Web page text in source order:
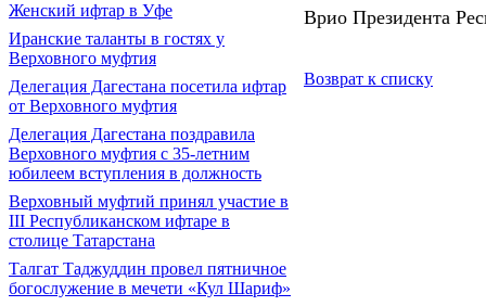
Женский ифтар в Уфе
Иранские таланты в гостях у
Верховного муфтия
Делегация Дагестана посетила ифтар
от Верховного муфтия
Делегация Дагестана поздравила
Верховного муфтия с 35-летним
юбилеем вступления в должность
Верховный муфтий принял участие в
III Республиканском ифтаре в
столице Татарстана
Талгат Таджуддин провел пятничное
богослужение в мечети «Кул Шариф»
Врио Президента
Возврат к списку